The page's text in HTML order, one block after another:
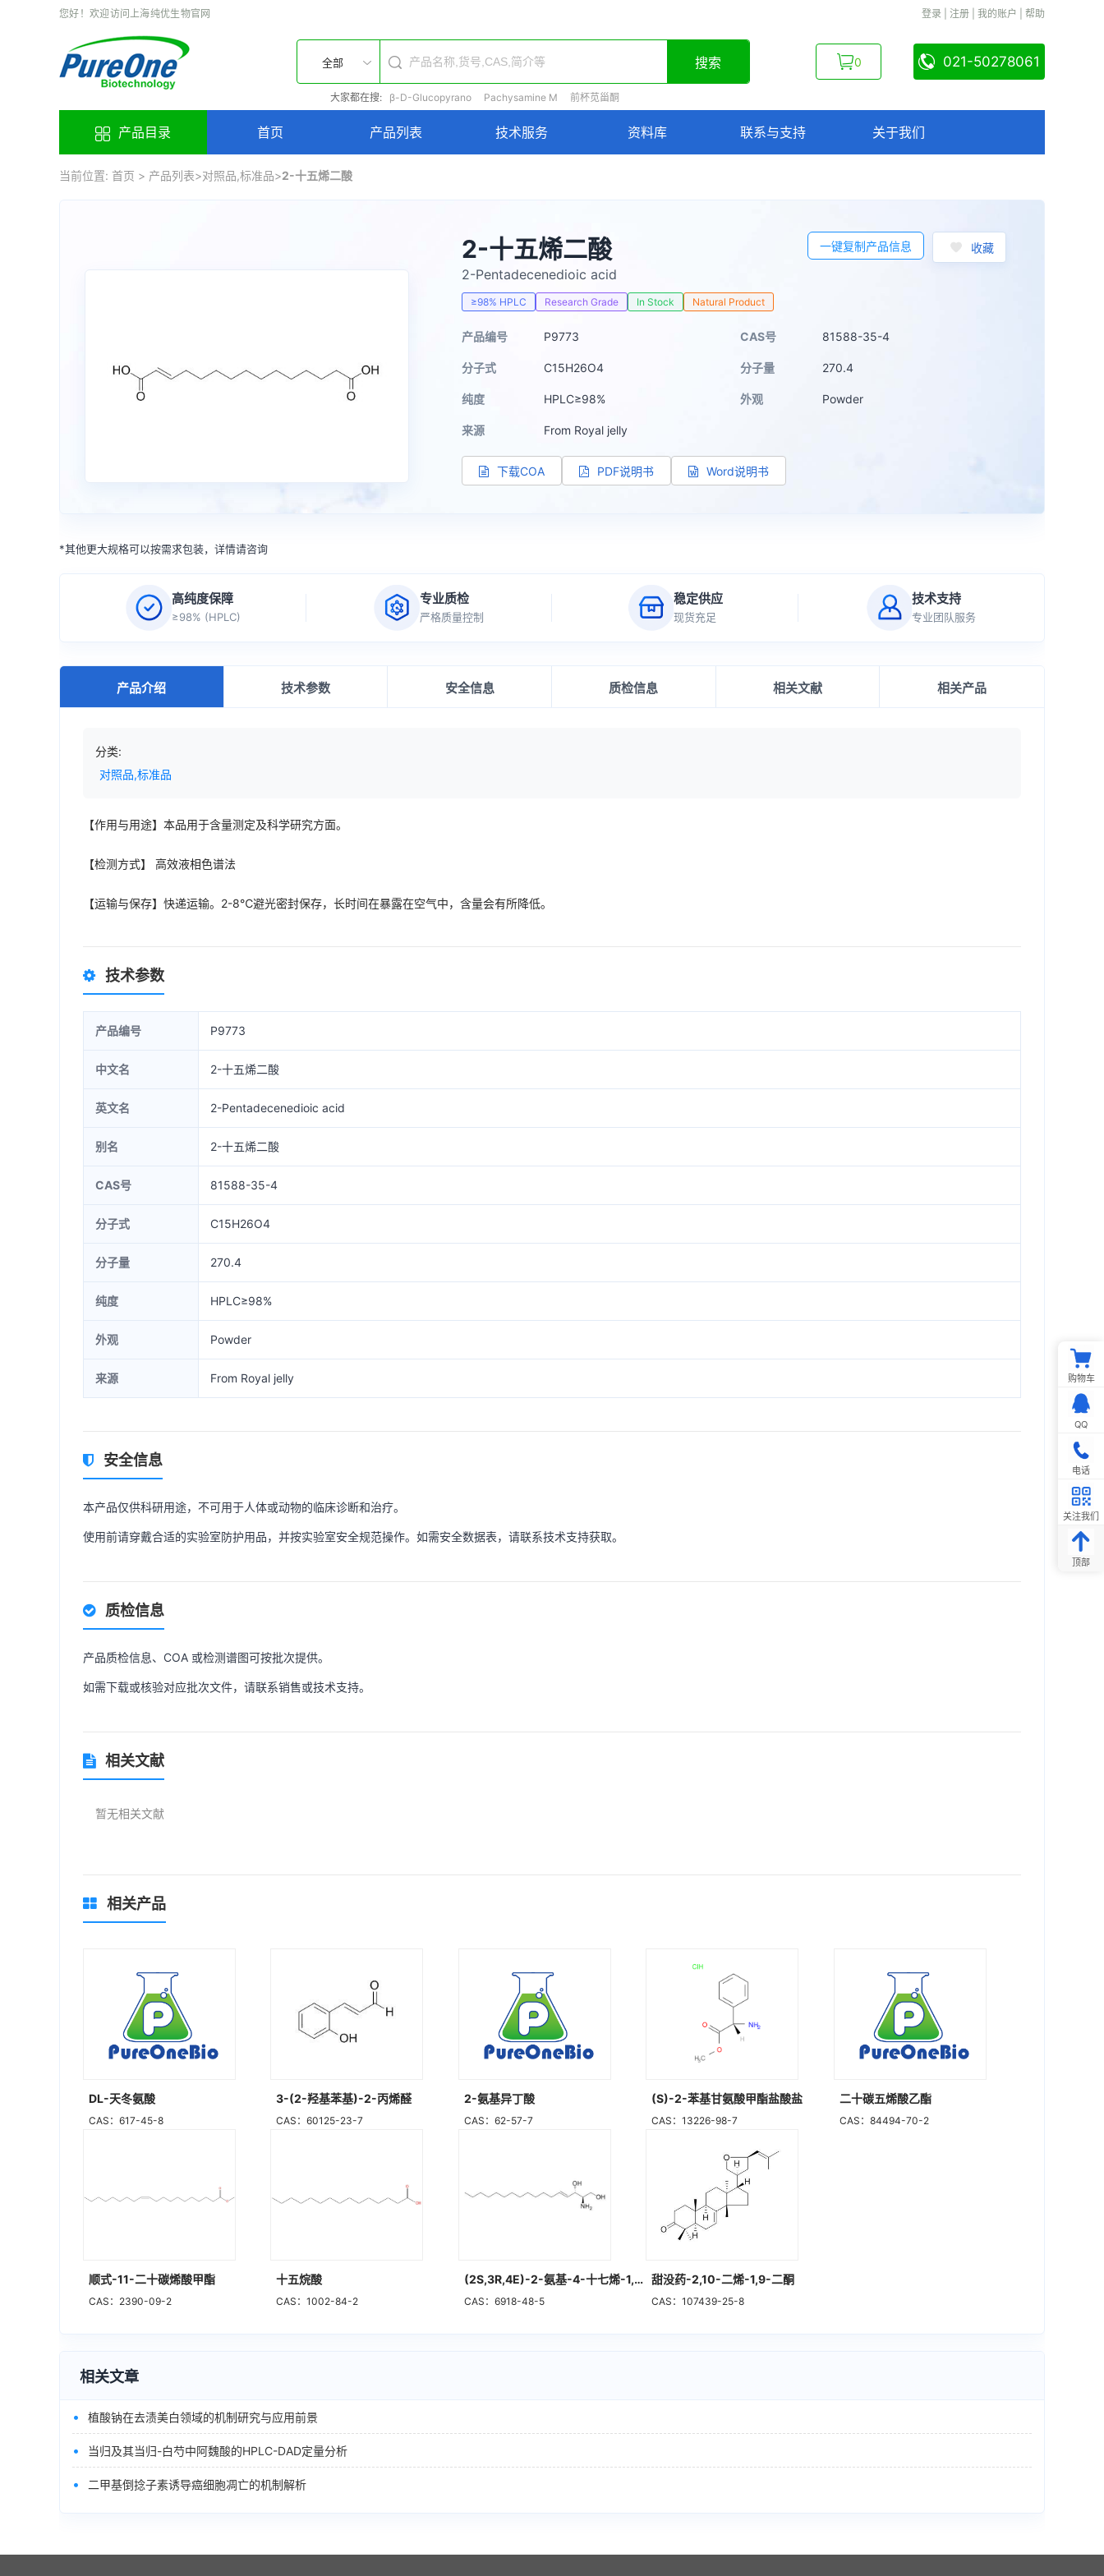
您好！欢迎访问上海纯优生物官网 登录 注册 我的账户 帮助
全部 搜索
大家都在搜: β-D-Glucopyrano Pachysamine M 前杯苋甾酮
0 021-50278061
产品目录 首页 产品列表 技术服务 资料库 联系与支持 关于我们
当前位置: 首页 > 产品列表>对照品,标准品>2-十五烯二酸
2-十五烯二酸 一键复制产品信息 收藏
2-Pentadecenedioic acid
≥98% HPLC Research Grade In Stock Natural Product
产品编号 P9773 CAS号 81588-35-4
分子式 C15H26O4 分子量 270.4
纯度 HPLC≥98% 外观 Powder
来源 From Royal jelly
下载COA PDF说明书 Word说明书
*其他更大规格可以按需求包装，详情请咨询
高纯度保障
≥98% (HPLC)
专业质检
严格质量控制
稳定供应
现货充足
技术支持
专业团队服务
产品介绍 技术参数 安全信息 质检信息 相关文献 相关产品
分类:
对照品,标准品
【作用与用途】本品用于含量测定及科学研究方面。
【检测方式】 高效液相色谱法
【运输与保存】快递运输。2-8℃避光密封保存，长时间在暴露在空气中，含量会有所降低。
技术参数
产品编号 P9773
中文名 2-十五烯二酸
英文名 2-Pentadecenedioic acid
别名 2-十五烯二酸
CAS号 81588-35-4
分子式 C15H26O4
分子量 270.4
纯度 HPLC≥98%
外观 Powder
来源 From Royal jelly
安全信息
本产品仅供科研用途，不可用于人体或动物的临床诊断和治疗。
使用前请穿戴合适的实验室防护用品，并按实验室安全规范操作。如需安全数据表，请联系技术支持获取。
质检信息
产品质检信息、COA 或检测谱图可按批次提供。
如需下载或核验对应批次文件，请联系销售或技术支持。
相关文献
暂无相关文献
相关产品
DL-天冬氨酸
CAS：617-45-8
3-(2-羟基苯基)-2-丙烯醛
CAS：60125-23-7
2-氨基异丁酸
CAS：62-57-7
(S)-2-苯基甘氨酸甲酯盐酸盐
CAS：13226-98-7
二十碳五烯酸乙酯
CAS：84494-70-2
顺式-11-二十碳烯酸甲酯
CAS：2390-09-2
十五烷酸
CAS：1002-84-2
(2S,3R,4E)-2-氨基-4-十七烯-1,3-二醇
CAS：6918-48-5
甜没药-2,10-二烯-1,9-二酮
CAS：107439-25-8
相关文章
• 植酸钠在去渍美白领域的机制研究与应用前景
• 当归及其当归-白芍中阿魏酸的HPLC-DAD定量分析
• 二甲基倒捻子素诱导癌细胞凋亡的机制解析
购物车
QQ
电话
关注我们
顶部